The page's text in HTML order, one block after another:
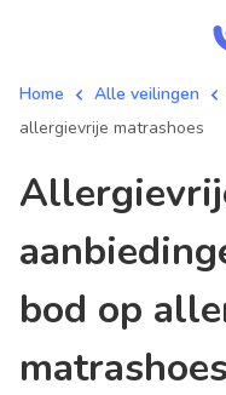
Home Alle veilingen
allergievrije matrashoes
allergievrije matrashoes /
bod op